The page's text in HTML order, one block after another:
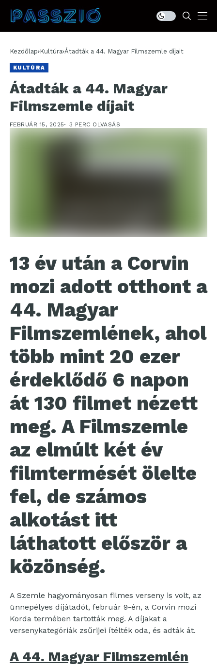
Kezdőlap Kultúra Átadták a 44. Magyar Filmszemle díjait
KULTÚRA
Átadták a 44. Magyar
Filmszemle díjait
FEBRUÁR 15, 2025 3 PERC OLVASÁS
13 év után a Corvin
mozi adott otthont a
44. Magyar
Filmszemlének, ahol
több mint 20 ezer
érdeklődő 6 napon
át 130 filmet nézett
meg. A Filmszemle
az elmúlt két év
filmtermését ölelte
fel, de számos
alkotást itt
láthatott először a
közönség.
A Szemle hagyományosan filmes verseny is volt, az
ünnepélyes díjátadót, február 9-én, a Corvin mozi
Korda termében tartották meg. A díjakat a
versenykategóriák zsűrijei ítélték oda, és adták át.
A 44. Magyar Filmszemlén